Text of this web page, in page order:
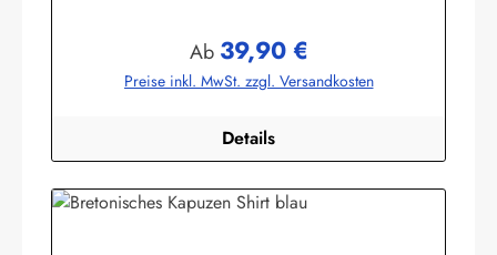
Regulärer Preis:
Ab 39,90 €
Preise inkl. MwSt. zzgl. Versandkosten
Details